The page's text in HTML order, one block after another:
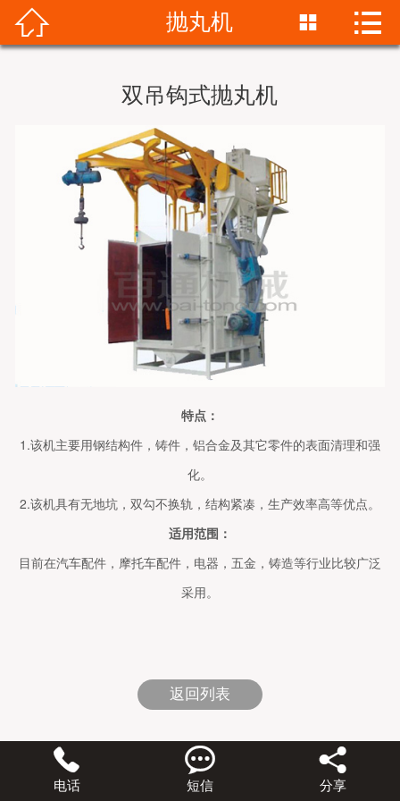
首页
新闻资讯
成功案例
销售网络
 抛丸机  
双吊钩式抛丸机
特点：
1.该机主要用钢结构件，铸件，铝合金及其它零件的表面清理和强
化。
2.该机具有无地坑，双勾不换轨，结构紧凑，生产效率高等优点。
适用范围：
目前在汽车配件，摩托车配件，电器，五金，铸造等行业比较广泛
采用。
返回列表

电话

短信

分享